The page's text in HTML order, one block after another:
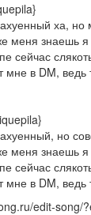
ха, но
меня знаешь я
сейчас
в DM, ведь
но
меня знаешь я
сейчас
в DM, ведь
edit-song/